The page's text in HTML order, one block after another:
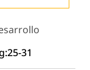
31